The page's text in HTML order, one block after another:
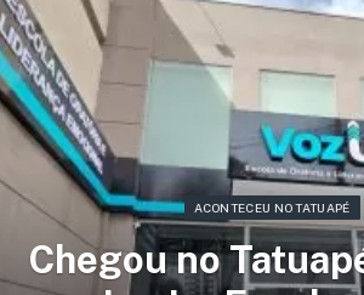
ACONTECEU NO TATUAPÉ
Chegou no